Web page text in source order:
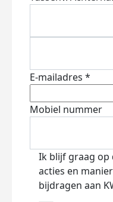
E-mailadres *
Mobiel nummer
Ik blijf graag op
acties en
bijdragen aan